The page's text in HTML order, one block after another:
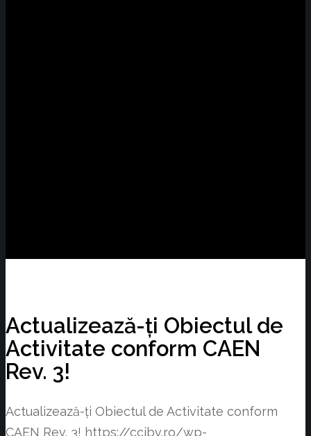
Actualizează-ți Obiectul de
Activitate conform CAEN
Rev. 3!
Actualizează-ți Obiectul de Activitate conform
CAEN Rev. 3! https://ccibv.ro/wp-